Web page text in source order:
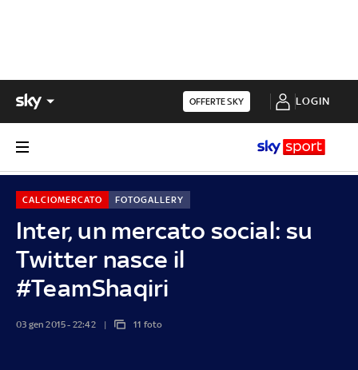
OFFERTE SKY LOGIN
Inter, un mercato social: su
Twitter nasce il
#TeamShaqiri
CALCIOMERCATO FOTOGALLERY
03 gen 2015 - 22:42 11 foto